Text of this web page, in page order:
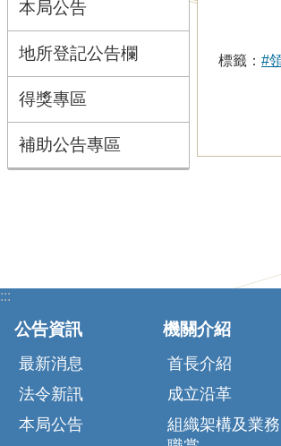
本局公告
地所登記公告欄
得獎專區
補助公告專區
標籤： #
:::
公告資訊
最新消息
法令新訊
本局公告
機關介紹
首長介紹
成立沿革
組織架構及業務